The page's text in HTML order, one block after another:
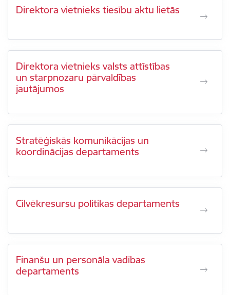
Direktora vietnieks tiesību aktu lietās
Direktora vietnieks valsts attīstības
un starpnozaru pārvaldības
jautājumos
Stratēģiskās komunikācijas un
koordinācijas departaments
Cilvēkresursu politikas departaments
Finanšu un personāla vadības
departaments